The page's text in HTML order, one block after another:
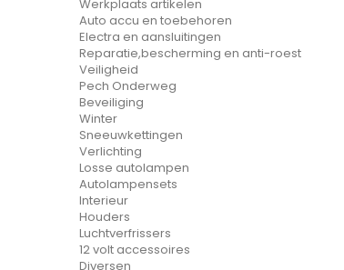
Werkplaats artikelen
Auto accu en toebehoren
Electra en aansluitingen
Reparatie,bescherming en anti-roest
Veiligheid
Pech Onderweg
Beveiliging
Winter
Sneeuwkettingen
Verlichting
Losse autolampen
Autolampensets
Interieur
Houders
Luchtverfrissers
12 volt accessoires
Diversen